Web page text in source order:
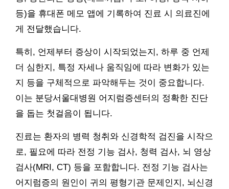
등)을 휴대폰 메모 앱에 기록하여 진료 시 의료진에
게 전달했습니다.
특히, 언제부터 증상이 시작되었는지, 하루 중 언제
더 심한지, 특정 자세나 움직임에 따라 변화가 있는
지 등을 구체적으로 파악해두는 것이 중요합니다.
이는 분당서울대병원 어지럼증센터의 정확한 진단
을 돕는 첫걸음이 됩니다.
진료는 환자의 병력 청취와 신경학적 검진을 시작으
로, 필요에 따라 전정 기능 검사, 청력 검사, 뇌 영상
검사(MRI, CT) 등을 포함합니다. 전정 기능 검사는
어지럼증의 원인이 귀의 평형기관 문제인지, 뇌신경